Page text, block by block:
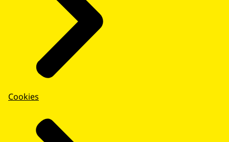
Cookies